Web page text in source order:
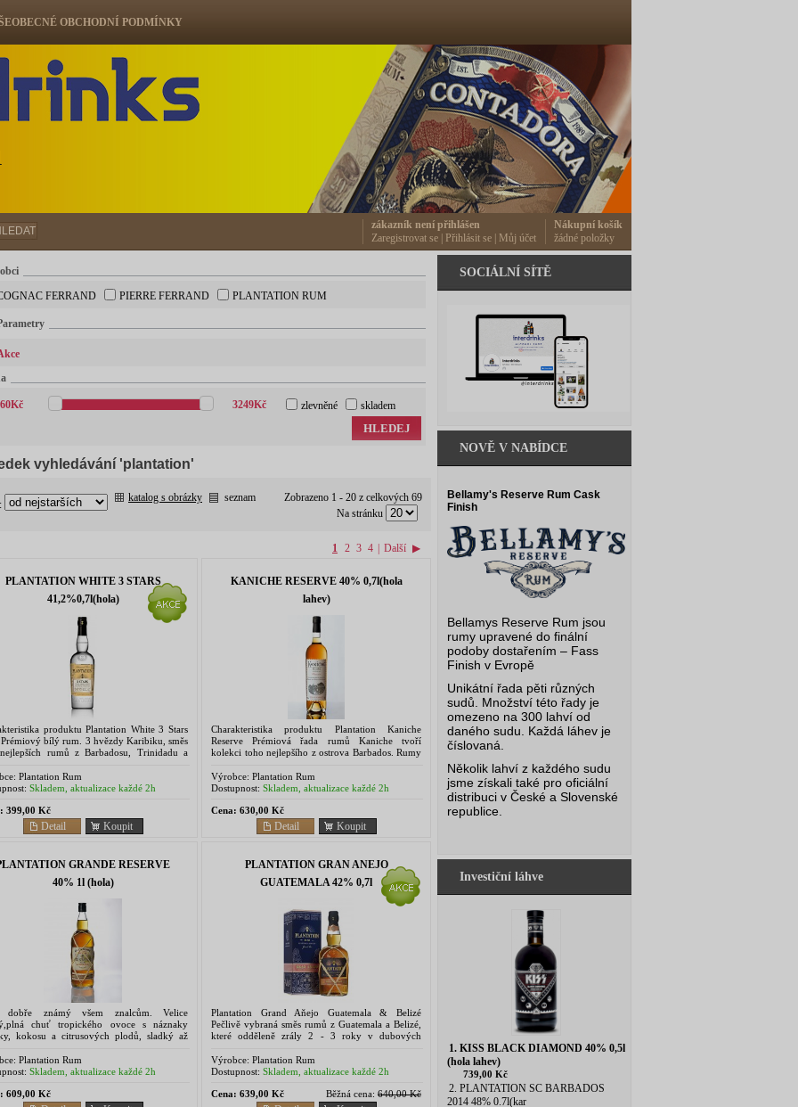
FERRAND
PIERRE FERRAND PLANTATION RUM
60Kč 3249Kč zlevněné skladem
HLEDEJ
vyhledávání 'plantation'
katalog s obrázky seznam
Zobrazeno 1 - 20 z celkových 69
Na stránku
1 2 3 4 | Další ▶
PLANTATION WHITE 3 STARS
41,2%0,7l(hola)
produktu Plantation White 3 Stars
bílý rum. 3 hvězdy Karibiku, směs
rumů z Barbadosu, Trinidadu a
a...
Plantation Rum
Skladem, aktualizace každé 2h
399,00 Kč
Koupit
Detail
KANICHE RESERVE 40% 0,7l(hola
lahev)
Charakteristika produktu Plantation Kaniche
Reserve Prémiová řada rumů Kaniche tvoří
kolekci toho nejlepšího z ostrova Barbados. Rumy
Ferrand, což je...
Výrobce: Plantation Rum
Dostupnost: Skladem, aktualizace každé 2h
Cena: 630,00 Kč
Koupit
Detail
GRANDE RESERVE
40% 1l (hola)
dobře známý všem znalcům. Velice
chuť tropického ovoce s náznaky
kokosu a citrusových plodů, sladký až
z ostrova Barbados....
Plantation Rum
Skladem, aktualizace každé 2h
609,00 Kč
PLANTATION GRAN ANEJO
GUATEMALA 42% 0,7l
Plantation Grand Aňejo Guatemala & Belizé
Pečlivě vybraná směs rumů z Guatemala a Belizé,
které odděleně zrály 2 - 3 roky v dubových
solera, ktará se v...
Výrobce: Plantation Rum
Dostupnost: Skladem, aktualizace každé 2h
Cena: 639,00 Kč Běžná cena: 640,00 Kč
SOCIÁLNÍ SÍTĚ
NOVĚ V NABÍDCE
Bellamy's Reserve Rum Cask
Finish
Bellamys Reserve Rum jsou
rumy upravené do finální
podoby dostařením – Fass
Finish v Evropě
Unikátní řada pěti různých
sudů. Množství této řady je
omezeno na 300 lahví od
daného sudu. Každá láhev je
číslovaná.
Několik lahví z každého sudu
jsme získali také pro oficiální
distribuci v České a Slovenské
republice.
Investiční láhve
1. KISS BLACK DIAMOND 40% 0,5l
(hola lahev)
739,00 Kč
2. PLANTATION SC BARBADOS
2014 48% 0.7l(kar
OBCHODNÍ PODMÍNKY
Nákupní košík
žádné položky
zákazník není přihlášen
Zaregistrovat se
Přihlásit se Můj účet